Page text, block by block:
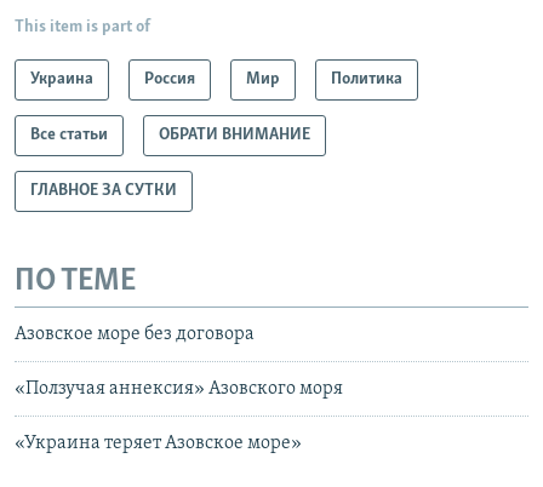
This item is part of
Украина Россия Мир Политика
Все статьи ОБРАТИ ВНИМАНИЕ
ГЛАВНОЕ ЗА СУТКИ
ПО ТЕМЕ
Азовское море без договора
«Ползучая аннексия» Азовского моря
«Украина теряет Азовское море»